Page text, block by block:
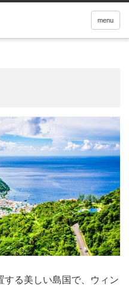
menu
する美しい島国で、ウィン